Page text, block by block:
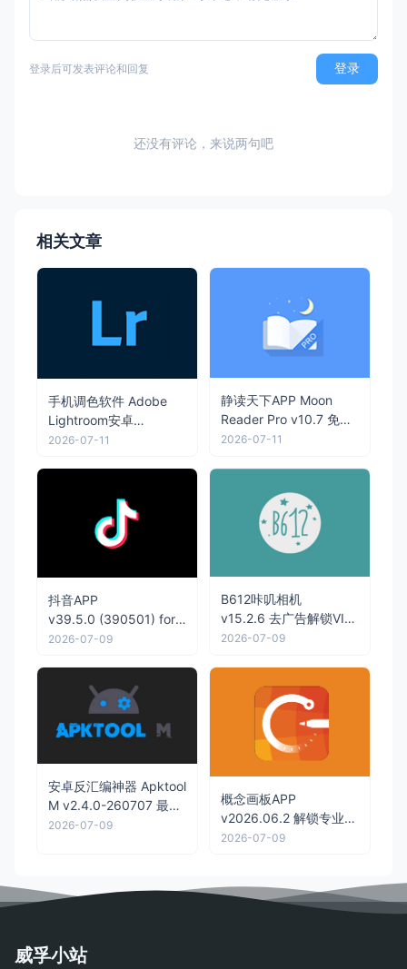
登录后可发表评论和回复 登录
还没有评论，来说两句吧
相关文章
手机调色软件 Adobe
Lightroom安卓
版 v11.4.4 解锁高级版
2026-07-11
静读天下APP Moon
Reader Pro v10.7 免广
告付费专业版
2026-07-11
抖音APP
v39.5.0 (390501) for
Android 去广告无水印
2026-07-09
B612咔叽相机
v15.2.6 去广告解锁VIP
订阅版
2026-07-09
安卓反汇编神器 Apktool
M v2.4.0-260707 最新
版
2026-07-09
概念画板APP
v2026.06.2 解锁专业版
矢量素描本
2026-07-09
威孚小站